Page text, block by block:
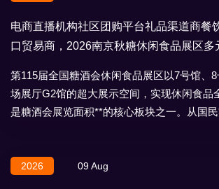
电商直播机构社区团购平台礼品渠道商餐
口贸易商，2026南京秋糖休闲食品展区多
第115届全国糖酒会休闲食品展区以7号馆、
场展厅G2馆的超大展示空间，实现休闲食品
是糖酒会展览面积**的核心板块之一。从国
2026 09 Aug